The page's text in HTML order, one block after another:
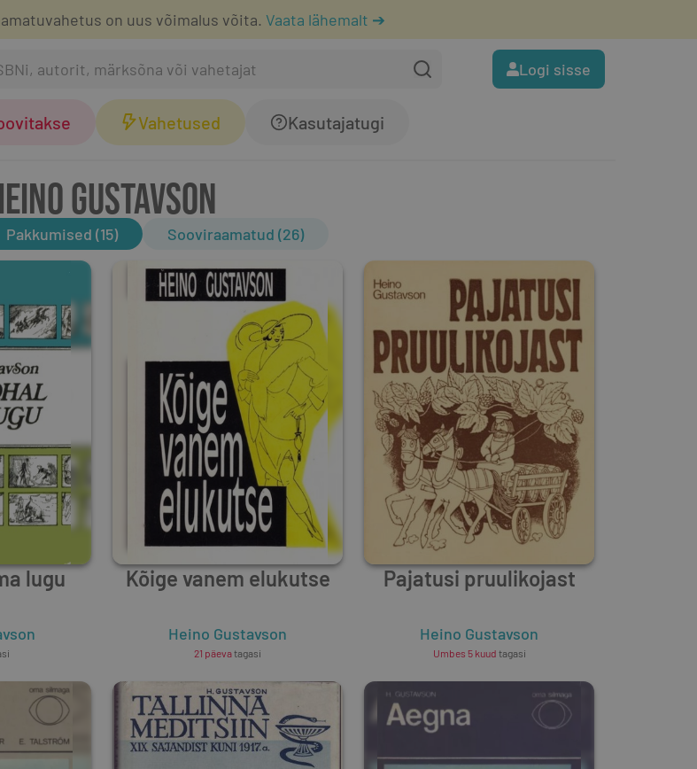
on uus võimalus võita. Vaata lähemalt ➔
Logi sisse
Vahetused Kasutajatugi
GUSTAVSON
Pakkumised (15) Sooviraamatud (26)
lugu Kõige vanem elukutse
Heino Gustavson
21 päevatagasi
Pajatusi pruulikojast
Heino Gustavson
Umbes 5 kuud tagasi